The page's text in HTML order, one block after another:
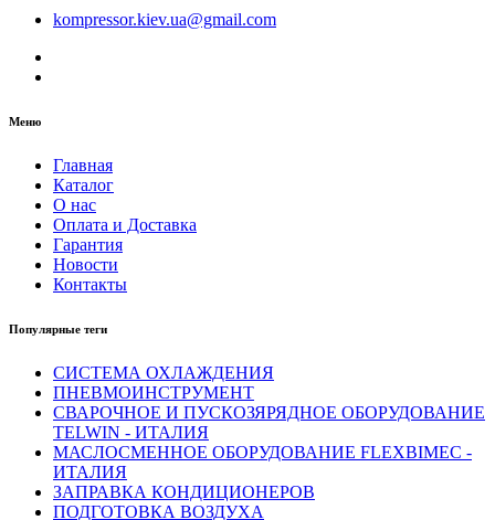
kompressor.kiev.ua@gmail.com
Меню
Главная
Каталог
О нас
Оплата и Доставка
Гарантия
Новости
Контакты
Популярные теги
СИСТЕМА ОХЛАЖДЕНИЯ
ПНЕВМОИНСТРУМЕНТ
СВАРОЧНОЕ И ПУСКОЗЯРЯДНОЕ ОБОРУДОВАНИЕ
TELWIN - ИТАЛИЯ
МАСЛОСМЕННОЕ ОБОРУДОВАНИЕ FLEXBIMEC -
ИТАЛИЯ
ЗАПРАВКА КОНДИЦИОНЕРОВ
ПОДГОТОВКА ВОЗДУХА